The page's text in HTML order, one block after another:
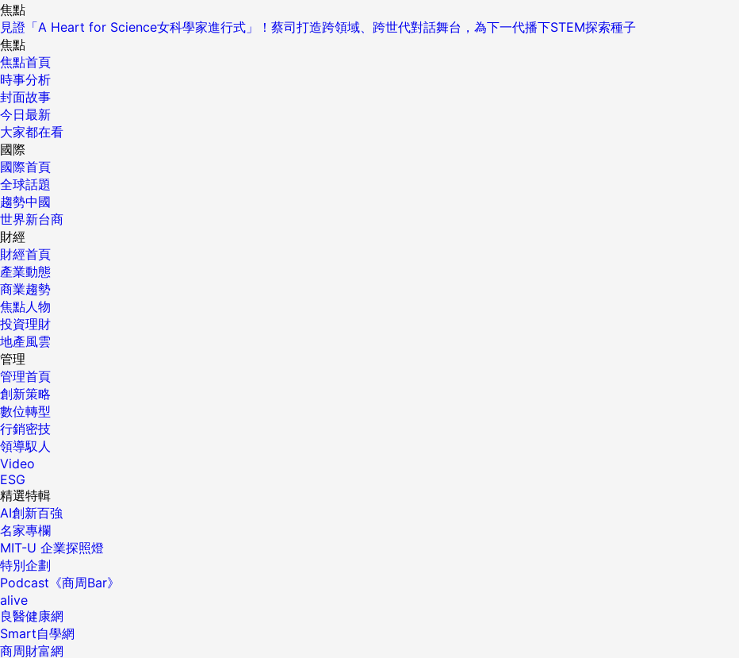
焦點
見證「A Heart for Science女科學家進行式」！蔡司打造跨領域、跨世代對話舞台，為下一代播下STEM探索種子
焦點
焦點首頁
時事分析
封面故事
今日最新
大家都在看
國際
國際首頁
全球話題
趨勢中國
世界新台商
財經
財經首頁
產業動態
商業趨勢
焦點人物
投資理財
地產風雲
管理
管理首頁
創新策略
數位轉型
行銷密技
領導馭人
Video
ESG
精選特輯
AI創新百強
名家專欄
MIT-U 企業探照燈
特別企劃
Podcast《商周Bar》
alive
良醫健康網
Smart自學網
商周財富網